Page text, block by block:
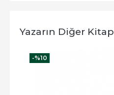
Yazarın Diğer
-%10